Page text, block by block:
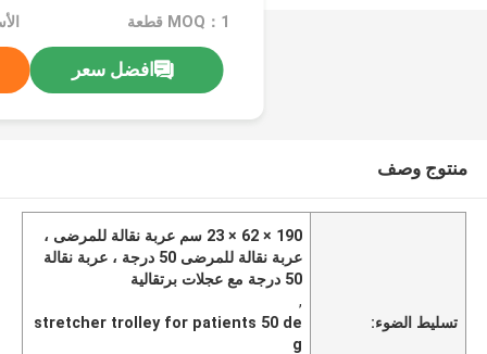
MOQ：1 قطعة
افضل سعر
منتوج وصف
تسليط الضوء:
190 × 62 × 23 سم عربة نقالة للمرضى ،
عربة نقالة للمرضى 50 درجة ، عربة نقالة
50 درجة مع عجلات برتقالية
,
stretcher trolley for patients 50 de
g